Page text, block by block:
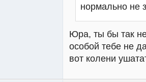
нормально не
Юра, ты бы так
особой тебе не
вот колени